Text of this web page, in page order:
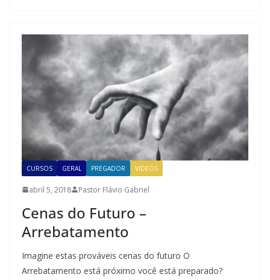
CURSOS GERAL PREGADOR VIDEOS
abril 5, 2018 Pastor Flávio Gabriel
Cenas do Futuro –
Arrebatamento
Imagine estas prováveis cenas do futuro O
Arrebatamento está próximo você está preparado?